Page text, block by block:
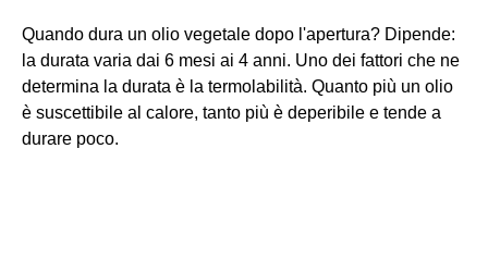
Quando dura un olio vegetale dopo l'apertura? Dipende:
la durata varia dai 6 mesi ai 4 anni. Uno dei fattori che ne
determina la durata è la termolabilità. Quanto più un olio
è suscettibile al calore, tanto più è deperibile e tende a
durare poco.